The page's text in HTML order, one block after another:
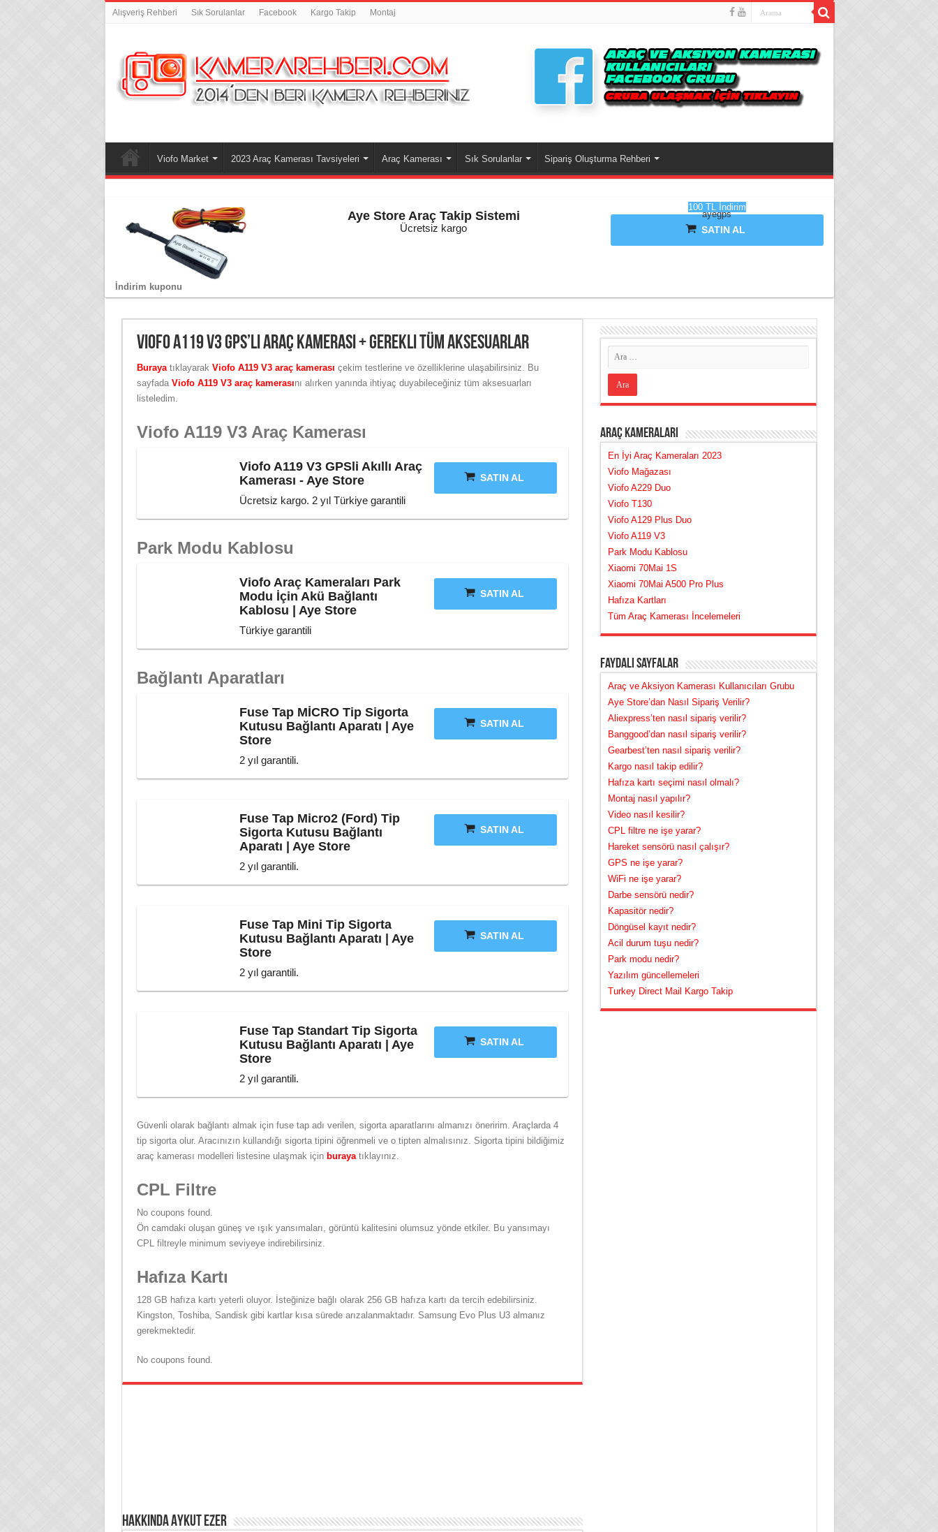
Alışveriş Rehberi Sık Sorulanlar Facebook Kargo Takip Montaj
Viofo Market 2023 Araç Kamerası Tavsiyeleri Araç Kamerası Sık Sorulanlar Sipariş Oluşturma Rehberi
100 TL İndirim
İndirim kuponu
Aye Store Araç Takip Sistemi
Ücretsiz kargo
ayegps
SATIN AL
Viofo A119 V3 GPS’li Araç Kamerası + Gerekli Tüm Aksesuarlar
Burayatıklayarak Viofo A119 V3 araç kamerası çekim testlerine ve özelliklerine ulaşabilirsiniz. Bu
sayfada Viofo A119 V3 araç kamerasını alırken yanında ihtiyaç duyabileceğiniz tüm aksesuarları
listeledim.
Viofo A119 V3 Araç Kamerası
Viofo A119 V3 GPSli Akıllı Araç
Kamerası - Aye Store
Ücretsiz kargo. 2 yıl Türkiye garantili
SATIN AL
Park Modu Kablosu
Viofo Araç Kameraları Park
Modu İçin Akü Bağlantı
Kablosu | Aye Store
Türkiye garantili
SATIN AL
Bağlantı Aparatları
Fuse Tap MİCRO Tip Sigorta
Kutusu Bağlantı Aparatı | Aye
Store
2 yıl garantili.
SATIN AL
Fuse Tap Micro2 (Ford) Tip
Sigorta Kutusu Bağlantı
Aparatı | Aye Store
2 yıl garantili.
SATIN AL
Fuse Tap Mini Tip Sigorta
Kutusu Bağlantı Aparatı | Aye
Store
2 yıl garantili.
SATIN AL
Fuse Tap Standart Tip Sigorta
Kutusu Bağlantı Aparatı | Aye
Store
2 yıl garantili.
SATIN AL
Güvenli olarak bağlantı almak için fuse tap adı verilen, sigorta aparatlarını almanızı öneririm. Araçlarda 4
tip sigorta olur. Aracınızın kullandığı sigorta tipini öğrenmeli ve o tipten almalısınız. Sigorta tipini bildiğimiz
araç kamerası modelleri listesine ulaşmak için buraya tıklayınız.
CPL Filtre
No coupons found.
Ön camdaki oluşan güneş ve ışık yansımaları, görüntü kalitesini olumsuz yönde etkiler. Bu yansımayı
CPL filtreyle minimum seviyeye indirebilirsiniz.
Hafıza Kartı
128 GB hafıza kartı yeterli oluyor. İsteğinize bağlı olarak 256 GB hafıza kartı da tercih edebilirsiniz.
Kingston, Toshiba, Sandisk gibi kartlar kısa sürede arızalanmaktadır. Samsung Evo Plus U3 almanız
gerekmektedir.
No coupons found.
Hakkında Aykut Ezer
Araç Kameraları
En İyi Araç Kameraları 2023
Viofo Mağazası
Viofo A229 Duo
Viofo T130
Viofo A129 Plus Duo
Viofo A119 V3
Park Modu Kablosu
Xiaomi 70Mai 1S
Xiaomi 70Mai A500 Pro Plus
Hafıza Kartları
Tüm Araç Kamerası İncelemeleri
Faydalı Sayfalar
Araç ve Aksiyon Kamerası Kullanıcıları Grubu
Aye Store’dan Nasıl Sipariş Verilir?
Aliexpress’ten nasıl sipariş verilir?
Banggood’dan nasıl sipariş verilir?
Gearbest’ten nasıl sipariş verilir?
Kargo nasıl takip edilir?
Hafıza kartı seçimi nasıl olmalı?
Montaj nasıl yapılır?
Video nasıl kesilir?
CPL filtre ne işe yarar?
Hareket sensörü nasıl çalışır?
GPS ne işe yarar?
WiFi ne işe yarar?
Darbe sensörü nedir?
Kapasitör nedir?
Döngüsel kayıt nedir?
Acil durum tuşu nedir?
Park modu nedir?
Yazılım güncellemeleri
Turkey Direct Mail Kargo Takip